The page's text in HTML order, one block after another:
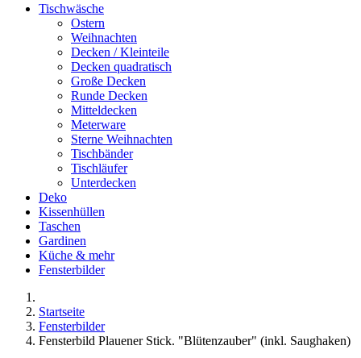
Tischwäsche
Ostern
Weihnachten
Decken / Kleinteile
Decken quadratisch
Große Decken
Runde Decken
Mitteldecken
Meterware
Sterne Weihnachten
Tischbänder
Tischläufer
Unterdecken
Deko
Kissenhüllen
Taschen
Gardinen
Küche & mehr
Fensterbilder
Startseite
Fensterbilder
Fensterbild Plauener Stick. "Blütenzauber" (inkl. Saughaken)